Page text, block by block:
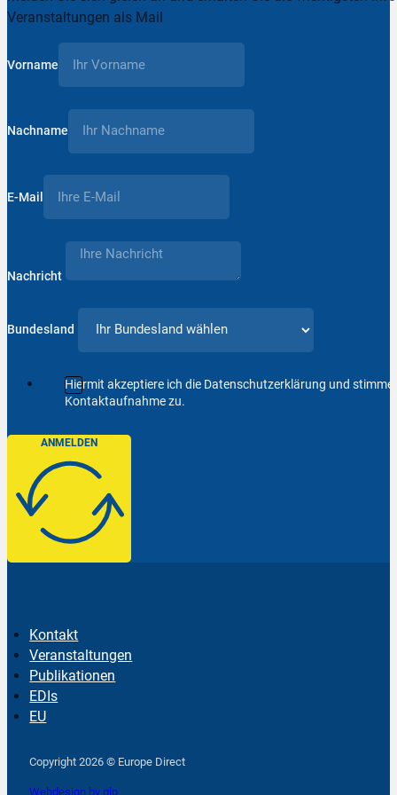
Veranstaltungen als Mail
Vorname
Nachname
E-Mail
Nachricht
Bundesland
Hiermit akzeptiere ich die Datenschutzerklärung und
Kontaktaufnahme zu.
ANMELDEN
Kontakt
Veranstaltungen
Publikationen
EDIs
EU
Copyright 2026 © Europe Direct
Webdesign by qlp